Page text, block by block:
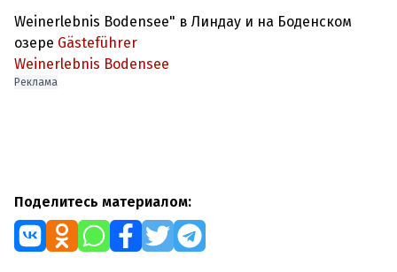
Weinerlebnis Bodensee" в Линдау и на Боденском
озере Gästeführer
Weinerlebnis Bodensee
Реклама
Поделитесь материалом: